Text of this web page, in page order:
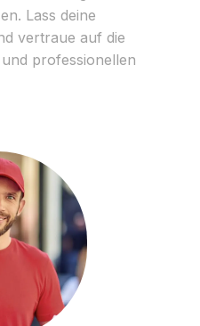
Lass deine
vertraue auf die
professionellen